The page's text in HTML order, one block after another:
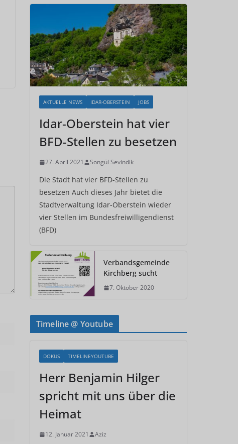
AKTUELLE NEWS IDAR-OBERSTEIN JOBS
Idar-Oberstein hat vier
BFD-Stellen zu besetzen
27. April 2021 Songül Sevindik
Die Stadt hat vier BFD-Stellen zu
besetzen Auch dieses Jahr bietet die
Stadtverwaltung Idar-Oberstein wieder
vier Stellen im Bundesfreiwilligendienst
(BFD)
Verbandsgemeinde
Kirchberg sucht
7. Oktober 2020
Timeline @ Youtube
DOKUS TIMELINEYOUTUBE
Herr Benjamin Hilger
spricht mit uns über die
Heimat
12. Januar 2021 Aziz